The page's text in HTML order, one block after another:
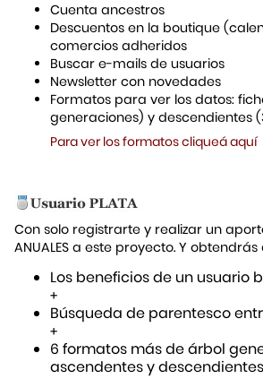
Cuenta ancestros
Descuentos en la boutique
comercios adheridos
Buscar e-mails de usuarios
Newsletter con novedades
Formatos para ver los datos:
generaciones) y descendientes
Para ver los formatos cliqueá aquí
Con solo registrarte y realizar un
ANUALES a este proyecto. Y
Los beneficios de un usuario
+
Búsqueda de parentesco
+
6 formatos más de árbol
ascendentes y